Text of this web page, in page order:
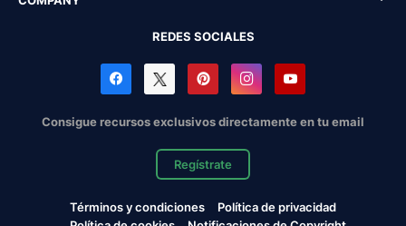
REDES SOCIALES
Consigue recursos exclusivos directamente en tu email
Regístrate
Términos y condiciones
Política de privacidad